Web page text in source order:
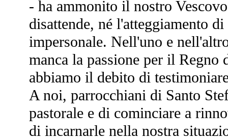
- ha ammonito il nostro
disattende, né l'atteggiamento
impersonale. Nell'uno e
manca la passione per il
abbiamo il debito di
A noi, parrocchiani di Santo
pastorale e di cominciare a
di incarnarle nella nostra